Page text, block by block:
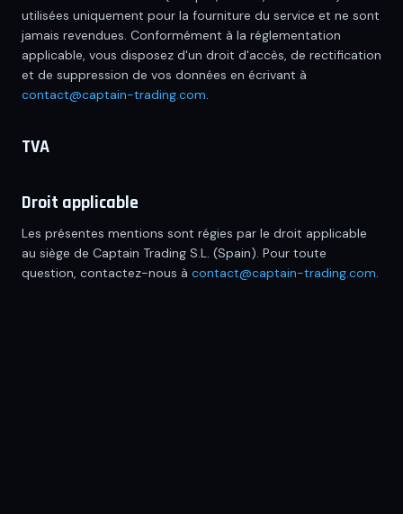
utilisées uniquement pour la fourniture du service et ne sont
jamais revendues. Conformément à la réglementation
applicable, vous disposez d'un droit d'accès, de rectification
et de suppression de vos données en écrivant à
contact@captain-trading.com.
TVA
Droit applicable
Les présentes mentions sont régies par le droit applicable
au siège de Captain Trading S.L. (Spain). Pour toute
question, contactez-nous à contact@captain-trading.com.